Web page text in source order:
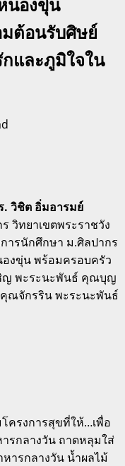
ต้อนรับศิษย์
กและภูมิใจใน
. วิชิต อิ่มอารมย์
วิทยาเขตพระราชวัง
ารนักศึกษา ม.ศิลปากร
องขุ่น พร้อมครอบครัว
ญ พะระนะพันธ์ คุณบุญ
ณจักรริน พะระนะพันธ์
ครงการสุขที่ให้…เพื่อ
รกลางวัน ถาดหลุมใส่
ารกลางวัน น้ำผลไม้